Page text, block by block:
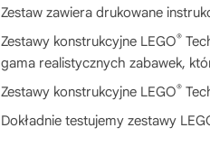
Zestaw zawiera drukowane
Zestawy konstrukcyjne LEGO®
gama realistycznych zabawek,
Zestawy konstrukcyjne LEGO®
Dokładnie testujemy zestawy